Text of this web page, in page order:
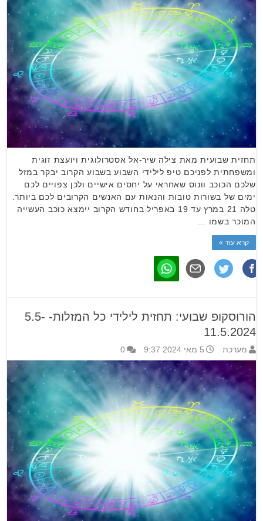
תחזית שבועית מאת צילה שיר-אל אסטרולוגית ויועצת זוגית
ומשפחתית לפניכם טיפ לילידי השבוע בשבוע הקרוב יבקר במזל
שלכם הכוכב וונוס שאחראי על יחסים אישיים ולכן צפויים לכם
ימים של בשורות טובות והנאות עם האנשים הקרובים לכם ביותר.
טלה 21 במרץ עד 19 באפריל בחודש הקרוב יימצא כוכב העשייה
המוכר בשמו …
קרא עוד »
הורוסקופ שבועי: תחזית לילידי כל המזלות- 5.5-
11.5.2024
מערכת 5 מאי 2024 9:37 0